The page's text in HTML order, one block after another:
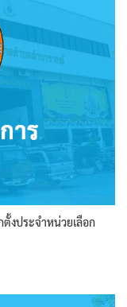
ตั้งประจำหน่วยเลือก